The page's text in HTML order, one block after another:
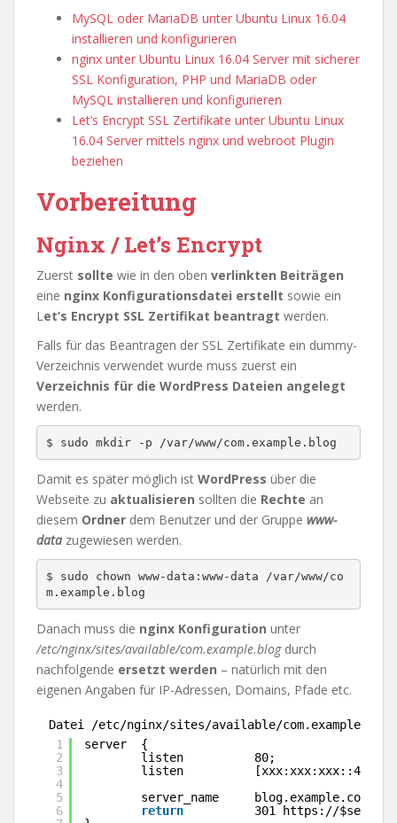
MySQL oder MariaDB unter Ubuntu Linux 16.04
installieren und konfigurieren
nginx unter Ubuntu Linux 16.04 Server mit sicherer
SSL Konfiguration, PHP und MariaDB oder
MySQL installieren und konfigurieren
Let’s Encrypt SSL Zertifikate unter Ubuntu Linux
16.04 Server mittels nginx und webroot Plugin
beziehen
Vorbereitung
Nginx / Let’s Encrypt
Zuerst sollte wie in den oben verlinkten Beiträgen
eine nginx Konfigurationsdatei erstellt sowie ein
Let’s Encrypt SSL Zertifikat beantragt werden.
Falls für das Beantragen der SSL Zertifikate ein dummy-
Verzeichnis verwendet wurde muss zuerst ein
Verzeichnis für die WordPress Dateien angelegt
werden.
$ sudo mkdir -p /var/www/com.example.blog
Damit es später möglich ist WordPress über die
Webseite zu aktualisieren sollten die Rechte an
diesem Ordner dem Benutzer und der Gruppe www-
data zugewiesen werden.
$ sudo chown www-data:www-data /var/www/co
m.example.blog
Danach muss die nginx Konfiguration unter
/etc/nginx/sites/available/com.example.blogdurch
nachfolgende ersetzt werden – natürlich mit den
eigenen Angaben für IP-Adressen, Domains, Pfade etc.
Datei /etc/nginx/sites/available/com.example.blog
1
2
3
4
5
6
server  {
listen          80;
listen
server_name     blog.example.com;
return
301 https: //